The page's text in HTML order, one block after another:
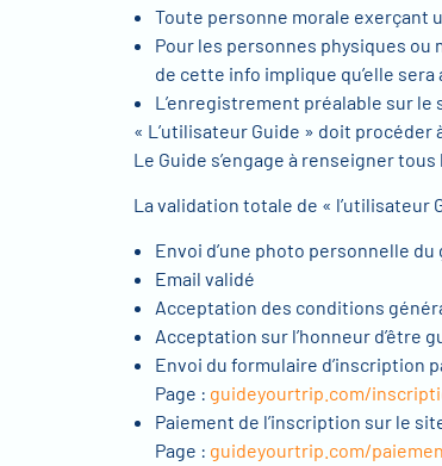
Toute personne morale exerçant
Pour les personnes physiques ou
de cette info implique qu’elle
L’enregistrement préalable sur
« L’utilisateur Guide » doit
Le Guide s’engage à renseigner
La validation totale de « l’utilisateur
Envoi d’une photo personnelle du
Email validé
Acceptation des conditions
Acceptation sur l’honneur d’être
Envoi du formulaire d’inscription
Page : guideyourtrip.com/
Paiement de l’inscription sur le
Page : guideyourtrip.com/